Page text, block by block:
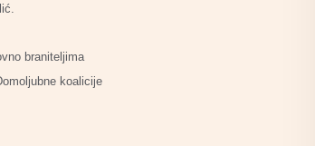
braniteljima
koalicije